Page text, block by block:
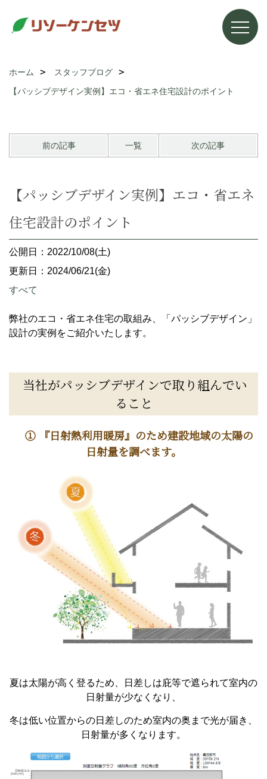
ホーム
スタッフブログ
【パッシブデザイン実例】エコ・省エネ住宅設計のポイント
前の記事 一覧 次の記事
【パッシブデザイン実例】エコ・省エネ
住宅設計のポイント
公開日：2022/10/08(土)
更新日：2024/06/21(金)
すべて
弊社のエコ・省エネ住宅の取組み、「パッシブデザイン」
設計の実例をご紹介いたします。
当社がパッシブデザインで取り組んでい
ること
① 『日射熱利用暖房』のため建設地域の太陽の
日射量を調べます。
夏は太陽が高く登るため、日差しは庇等で遮られて室内の
日射量が少なくなり、
冬は低い位置からの日差しのため室内の奥まで光が届き、
日射量が多くなります。